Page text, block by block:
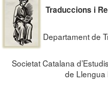
Traduccions i
Departament de
Societat Catalana
de Llengua